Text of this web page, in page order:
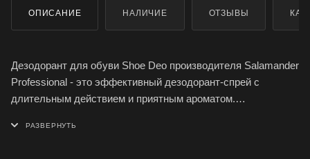
ОПИСАНИЕ НАЛИЧИЕ ОТЗЫВЫ
Дезодорант для обуви Shoe Deo производителя Salamander
Professional - это эффективный дезодорант-спрей с
длительным действием и приятным ароматом.
В составе дезодоранта Salamander Professional имеется